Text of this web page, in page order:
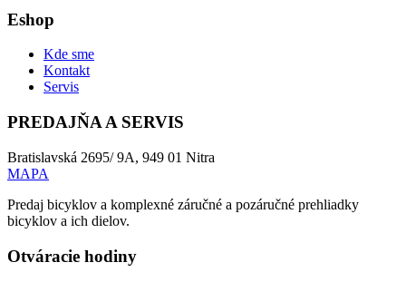
Eshop
Kde sme
Kontakt
Servis
PREDAJŇA A SERVIS
Bratislavská 2695/ 9A, 949 01 Nitra
MAPA
Predaj bicyklov a komplexné záručné a pozáručné prehliadky
bicyklov a ich dielov.
Otváracie hodiny